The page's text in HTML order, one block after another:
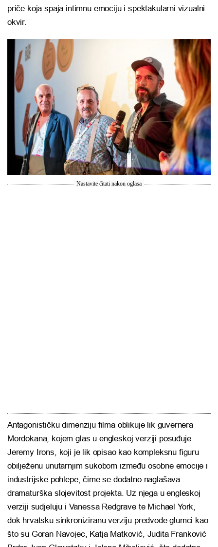
priče koja spaja intimnu emociju i spektakularni vizualni
okvir.
Nastavite čitati nakon oglasa
Antagonističku dimenziju filma oblikuje lik guvernera
Mordokana, kojem glas u engleskoj verziji posuđuje
Jeremy Irons , koji je lik opisao kao kompleksnu figuru
obilježenu unutarnjim sukobom između osobne emocije i
industrijske pohlepe, čime se dodatno naglašava
dramaturška slojevitost projekta. Uz njega u engleskoj
verziji sudjeluju i Vanessa Redgravete Michael York
dok hrvatsku sinkroniziranu verziju predvode glumci kao
što su Goran Navojec, Katja Matković, Judita Franković